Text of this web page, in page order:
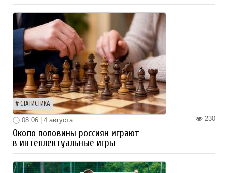
СТАТИСТИКА
230
08:06 | 4 августа
Около половины россиян играют
в интеллектуальные игры